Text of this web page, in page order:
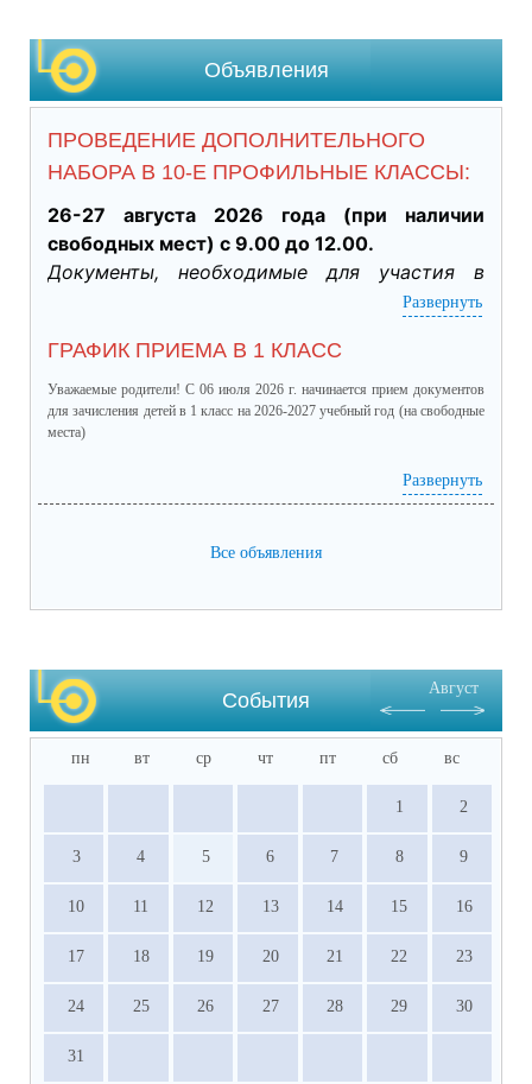
Объявления
ПРОВЕДЕНИЕ ДОПОЛНИТЕЛЬНОГО
НАБОРА В 10-Е ПРОФИЛЬНЫЕ КЛАССЫ:
26-27 августа 2026 года (при наличии
свободных мест) с 9.00 до 12.00.
Документы, необходимые для участия в
участии в индивидуальном отборе при
приеме обучающегося для получения
среднего общего образования для
профильного обучения. (подлинник)
·           Табель успеваемости обучающегося
за 9 класс, заверенный руководителем ОО
итоговые) (подлинник)
государственного экзамена (подлинник)
результативное участие в ВсОШ, НПК и
других олимпиадах, входящих в перечень
Министерства просвещения РФ.
Развернуть
ГРАФИК ПРИЕМА В 1 КЛАСС
Уважаемые родители! С 06 июля 2026 г. начинается прием документов
для зачисления детей в 1 класс на 2026-2027 учебный год (на свободные
места)
(посмотреть)Развернуть
Все объявления
События
Август
пн вт ср чт пт сб вс
1 2
3 4 5 6 7 8 9
10 11 12 13 14 15 16
17 18 19 20 21 22 23
24 25 26 27 28 29 30
31